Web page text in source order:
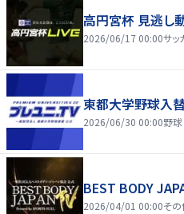
高円宮杯 見逃し
2026/06/17 00:00サッ
東都大学野球入
2026/06/30 00:00野球
BEST BODY
2026/04/01 00:00そ